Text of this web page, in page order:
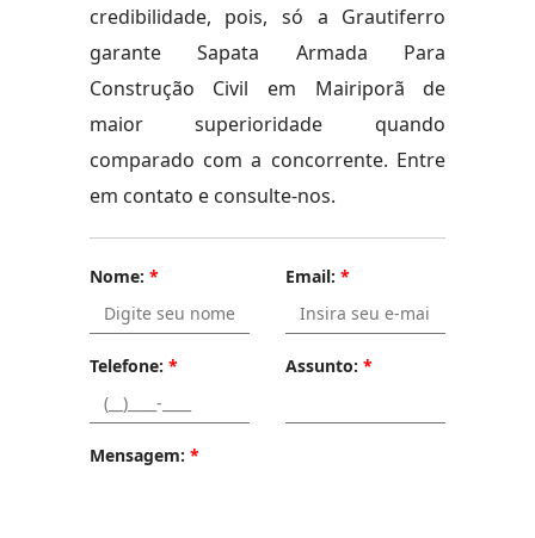
credibilidade, pois, só a Grautiferro
garante Sapata Armada Para
Construção Civil em Mairiporã de
maior superioridade quando
comparado com a concorrente. Entre
em contato e consulte-nos.
Nome: * Email: *
Telefone: * Assunto: *
Mensagem: *